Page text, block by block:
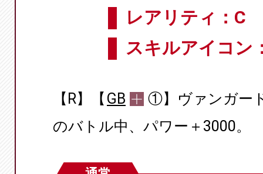
レアリティ：C
スキルアイコン
【R】【 GB
①】ヴァンガー
のバトル中、パワー＋3000。